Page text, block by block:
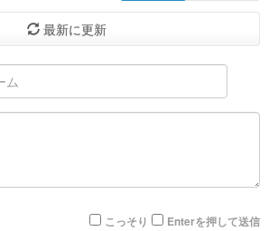
最新に更新
こっそり Enterを押して送信